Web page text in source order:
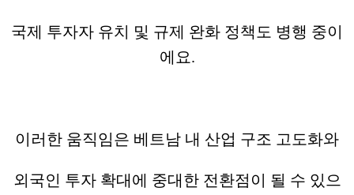
국제 투자자 유치 및 규제 완화 정책도 병행 중이
에요.
이러한 움직임은 베트남 내 산업 구조 고도화와
외국인 투자 확대에 중대한 전환점이 될 수 있으